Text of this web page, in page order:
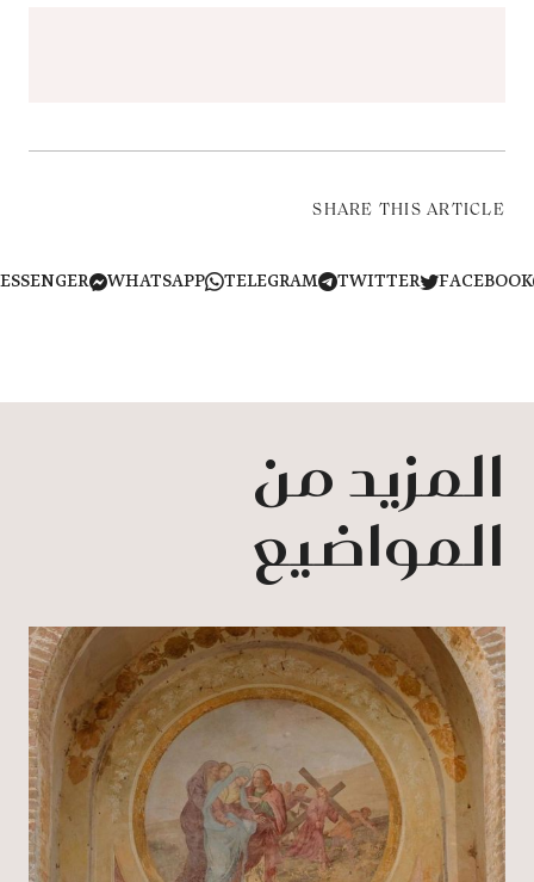
SHARE THIS ARTICLE
TWITTER
TELEGRAM
WHATSAPP
MESSENGER
المزيد من
المواضيع